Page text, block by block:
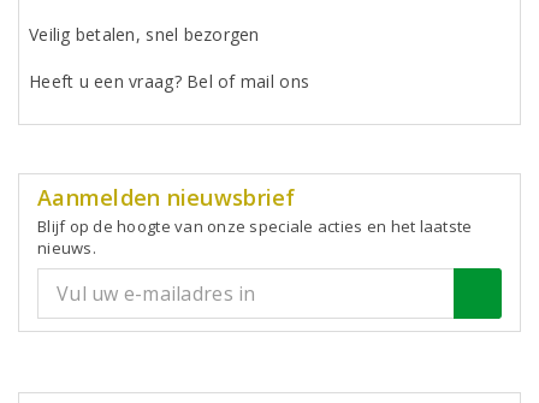
Veilig betalen, snel bezorgen
Heeft u een vraag? Bel of mail ons
Aanmelden nieuwsbrief
Blijf op de hoogte van onze speciale acties en het laatste
nieuws.